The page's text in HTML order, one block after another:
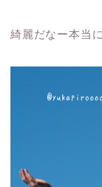
綺麗だなー本当に